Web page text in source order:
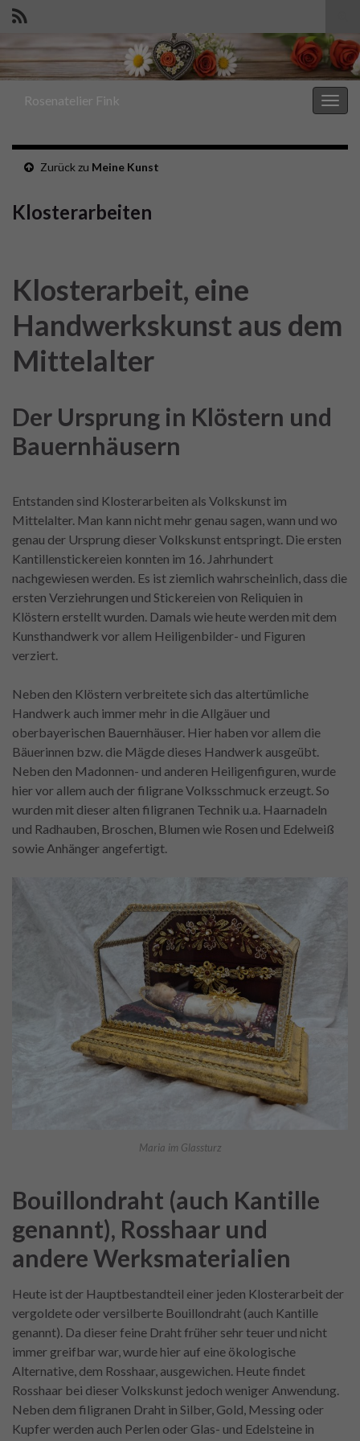
Search for:
Rosenatelier Fink
Zurück zu Meine Kunst
Klosterarbeiten
Klosterarbeit, eine
Handwerkskunst aus dem
Mittelalter
Der Ursprung in Klöstern und
Bauernhäusern
Entstanden sind Klosterarbeiten als Volkskunst im
Mittelalter. Man kann nicht mehr genau sagen, wann und wo
genau der Ursprung dieser Volkskunst entspringt. Die ersten
Kantillenstickereien konnten im 16. Jahrhundert
nachgewiesen werden. Es ist ziemlich wahrscheinlich, dass die
ersten Verziehrungen und Stickereien von Reliquien in
Klöstern erstellt wurden. Damals wie heute werden mit dem
Kunsthandwerk vor allem Heiligenbilder- und Figuren
verziert.
Neben den Klöstern verbreitete sich das altertümliche
Handwerk auch immer mehr in die Allgäuer und
oberbayerischen Bauernhäuser. Hier haben vor allem die
Bäuerinnen bzw. die Mägde dieses Handwerk ausgeübt.
Neben den Madonnen- und anderen Heiligenfiguren, wurde
hier vor allem auch der filigrane Volksschmuck erzeugt. So
wurden mit dieser alten filigranen Technik u.a. Haarnadeln
und Radhauben, Broschen, Blumen wie Rosen und Edelweiß
sowie Anhänger angefertigt.
Maria im Glassturz
Bouillondraht (auch Kantille
genannt), Rosshaar und
andere Werksmaterialien
Heute ist der Hauptbestandteil einer jeden Klosterarbeit der
vergoldete oder versilberte Bouillondraht (auch Kantille
genannt). Da dieser feine Draht früher sehr teuer und nicht
immer greifbar war, wurde hier auf eine ökologische
Alternative, dem Rosshaar, ausgewichen. Heute findet
Rosshaar bei dieser Volkskunst jedoch weniger Anwendung.
Neben dem filigranen Draht in Silber, Gold, Messing oder
Kupfer werden auch Perlen oder Glas- und Edelsteine in